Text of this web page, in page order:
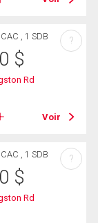
, 1 SDB
$
Rd
Voir
?
, 1 SDB
$
Rd
?